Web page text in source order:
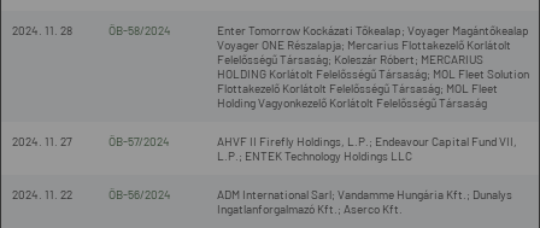
2024. 11. 28 ÖB-58/2024
Enter Tomorrow Kockázati Tőkealap; Voyager Magántőkealap
Voyager ONE Részalapja; Mercarius Flottakezelő Korlátolt
Felelősségű Társaság; Koleszár Róbert; MERCARIUS
HOLDING Korlátolt Felelősségű Társaság; MOL Fleet Solution
Flottakezelő Korlátolt Felelősségű Társaság; MOL Fleet
Holding Vagyonkezelő Korlátolt Felelősségű Társaság
2024. 11. 27 ÖB-57/2024
AHVF II Firefly Holdings, L.P.; Endeavour Capital Fund VII,
L.P.; ENTEK Technology Holdings LLC
2024. 11. 22 ÖB-56/2024
ADM International Sarl; Vandamme Hungária Kft.; Dunalys
Ingatlanforgalmazó Kft.; Aserco Kft.